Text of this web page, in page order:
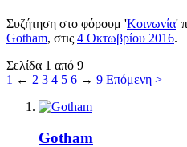
Συζήτηση στο φόρουμ 'Κοινωνία'
Gotham, στις 4 Οκτωβρίου 2016.
Σελίδα 1 από 9
1 ← 2 3 4 5 6 → 9 Επόμενη >
Gotham